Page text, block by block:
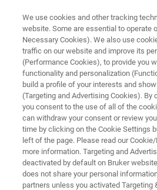
傅立叶变换近红外(FT-NIR) 光谱
面粉 & 制粉产品 分
使用FT-NIR光谱仪可在不到
析小麦和面粉中的水分，蛋
联系我们获得更多信息
We use cookies and other tracking
website. Some are essential to operate
Necessary Cookies). We also use
traffic on our website and improve its
(Performance Cookies), to provide you
functionality and personalization
build a profile of your interests and
(Targeting and Advertising Cookies). By
you consent to the use of all of the
can withdraw your consent or review
time by clicking on the Cookie Settings
left of the page. Please read our
more information. Targeting and
deactivated by default on Bruker
does not share your personal
partners unless you activated Targeting